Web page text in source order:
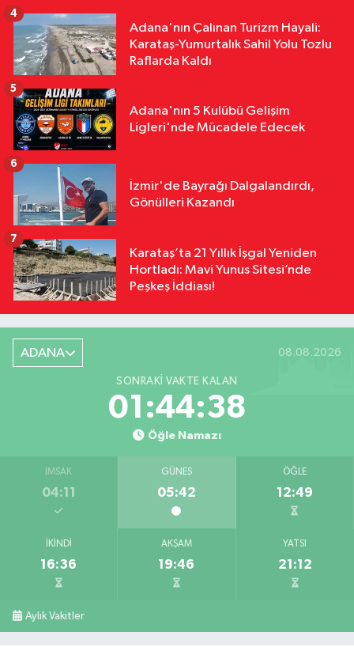
Adana'nın Çalınan Turizm Hayali:
Karataş-Yumurtalık Sahil Yolu Tozlu
Raflarda Kaldı
4
Adana'nın 5 Kulübü Gelişim
Ligleri'nde Mücadele Edecek
5
İzmir'de Bayrağı Dalgalandırdı,
Gönülleri Kazandı
6
Karataş’ta 21 Yıllık İşgal Yeniden
Hortladı: Mavi Yunus Sitesi’nde
Peşkeş İddiası!
7
ADANA 08.08.2026
SONRAKI VAKTE KALAN
01:44:37
Öğle Namazı
İMSAK
04:11
GÜNEŞ
05:42
ÖĞLE
12:49
İKINDI
16:36
AKŞAM
19:46
YATSI
21:12
Aylık Vakitler